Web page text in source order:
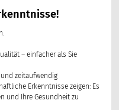
– einfacher als Sie
zeitaufwendig
Erkenntnisse zeigen: Es
und Ihre Gesundheit zu